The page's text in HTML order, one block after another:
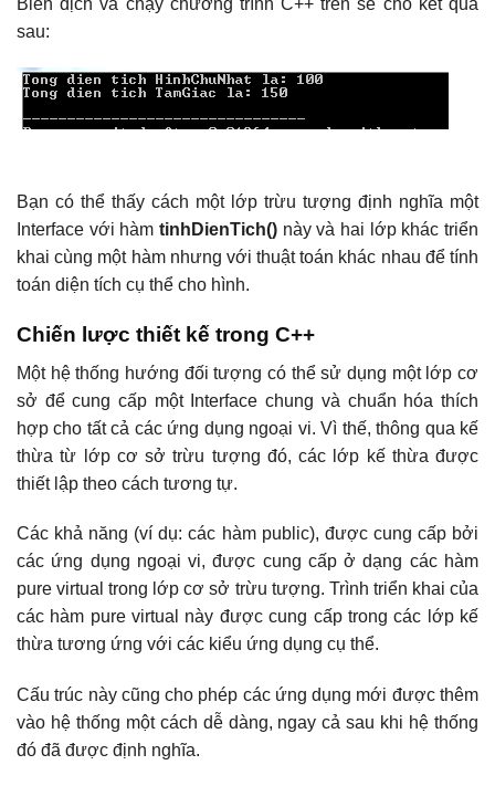
sau:
Bạn có thể thấy cách một lớp trừu tượng định nghĩa một
Interface với hàm tinhDienTich() này và hai lớp khác triển
khai cùng một hàm nhưng với thuật toán khác nhau để tính
toán diện tích cụ thể cho hình.
Chiến lược thiết kế trong C++
Một hệ thống hướng đối tượng có thể sử dụng một lớp cơ
sở để cung cấp một Interface chung và chuẩn hóa thích
hợp cho tất cả các ứng dụng ngoại vi. Vì thế, thông qua kế
thừa từ lớp cơ sở trừu tượng đó, các lớp kế thừa được
thiết lập theo cách tương tự.
Các khả năng (ví dụ: các hàm public), được cung cấp bởi
các ứng dụng ngoại vi, được cung cấp ở dạng các hàm
pure virtual trong lớp cơ sở trừu tượng. Trình triển khai của
các hàm pure virtual này được cung cấp trong các lớp kế
thừa tương ứng với các kiểu ứng dụng cụ thể.
Cấu trúc này cũng cho phép các ứng dụng mới được thêm
vào hệ thống một cách dễ dàng, ngay cả sau khi hệ thống
đó đã được định nghĩa.